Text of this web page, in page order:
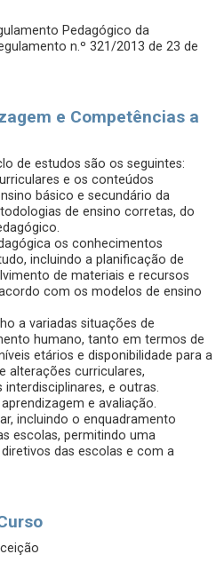
Pedagógico da
n.º 321/2013 de 23 de
e Competências a
de estudos são os seguintes:
e os conteúdos
básico e secundário da
de ensino corretas, do
os conhecimentos
incluindo a planificação de
de materiais e recursos
com os modelos de ensino
a variadas situações de
humano, tanto em termos de
etários e disponibilidade para a
alterações curriculares,
e outras.
e avaliação.
incluindo o enquadramento
escolas, permitindo uma
das escolas e com a